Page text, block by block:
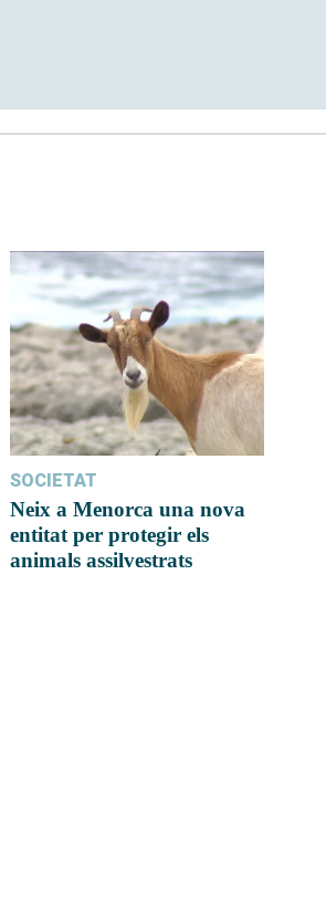
SOCIETAT
Neix a Menorca una nova
entitat per protegir els
animals assilvestrats